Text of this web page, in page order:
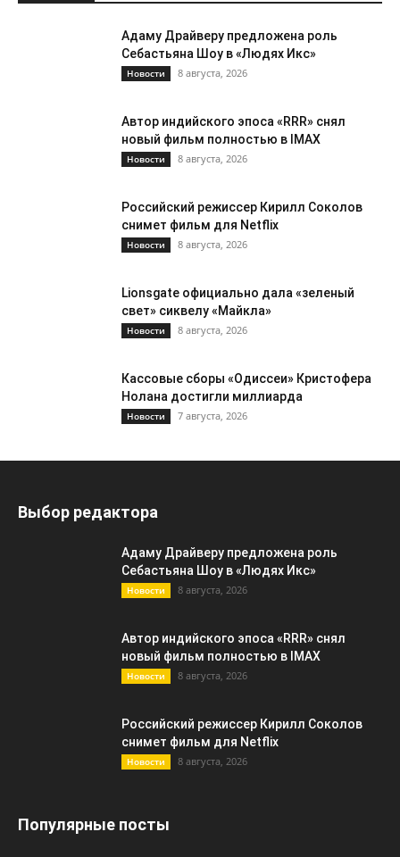
Адаму Драйверу предложена роль
Себастьяна Шоу в «Людях Икс»
Новости 8 августа, 2026
Автор индийского эпоса «RRR» снял
новый фильм полностью в IMAX
Новости 8 августа, 2026
Российский режиссер Кирилл Соколов
снимет фильм для Netflix
Новости 8 августа, 2026
Lionsgate официально дала «зеленый
свет» сиквелу «Майкла»
Новости 8 августа, 2026
Кассовые сборы «Одиссеи» Кристофера
Нолана достигли миллиарда
Новости 7 августа, 2026
Выбор редактора
Адаму Драйверу предложена роль
Себастьяна Шоу в «Людях Икс»
Новости 8 августа, 2026
Автор индийского эпоса «RRR» снял
новый фильм полностью в IMAX
Новости 8 августа, 2026
Российский режиссер Кирилл Соколов
снимет фильм для Netflix
Новости 8 августа, 2026
Популярные посты